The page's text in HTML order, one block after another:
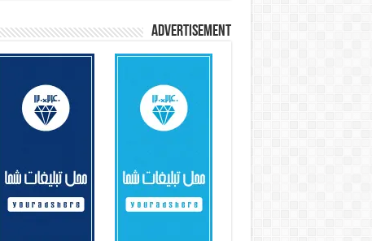
Advertisement